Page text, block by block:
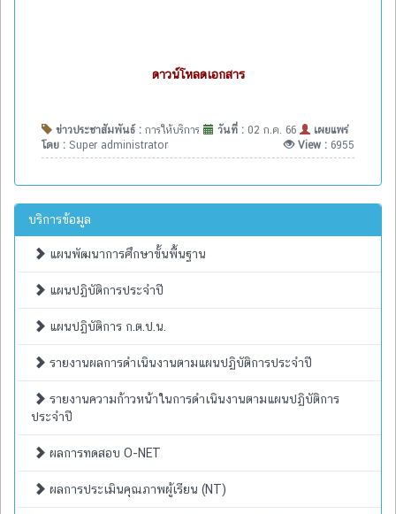
ดาวน์โหลดเอกสาร
ข่าวประชาสัมพันธ์ : การให้บริการ วันที่ : 02 ก.ค. 66
เผยแพร่
โดย : Super administrator View : 6955
บริการข้อมูล
แผนพัฒนาการศึกษาขั้นพื้นฐาน
แผนปฏิบัติการประจำปี
แผนปฏิบัติการ ก.ต.ป.น.
รายงานผลการดำเนินงานตามแผนปฏิบัติการประจำปี
รายงานความก้าวหน้าในการดำเนินงานตามแผนปฏิบัติการ
ประจำปี
ผลการทดสอบ O-NET
ผลการประเมินคุณภาพผู้เรียน (NT)